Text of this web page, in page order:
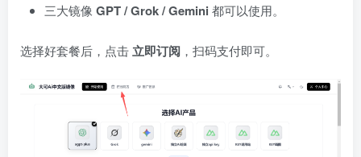
三大镜像 GPT / Grok / Gemini 都可以使用。
选择好套餐后，点击立即订阅 ，扫码支付即可。